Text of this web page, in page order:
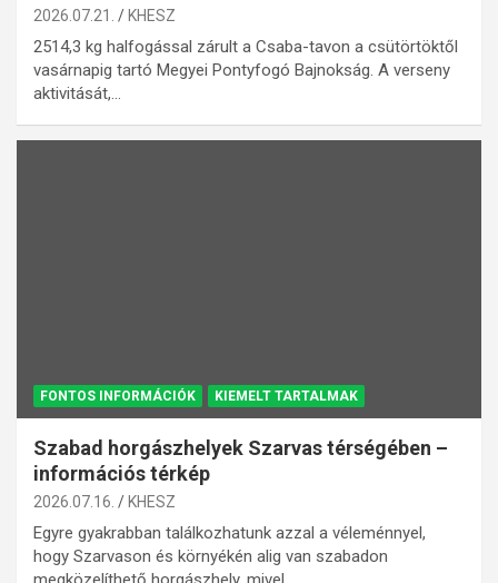
2026.07.21. KHESZ
2514,3 kg halfogással zárult a Csaba-tavon a csütörtöktől
vasárnapig tartó Megyei Pontyfogó Bajnokság. A verseny
aktivitását,…
FONTOS INFORMÁCIÓK KIEMELT TARTALMAK
Szabad horgászhelyek Szarvas térségében –
információs térkép
2026.07.16. KHESZ
Egyre gyakrabban találkozhatunk azzal a véleménnyel,
hogy Szarvason és környékén alig van szabadon